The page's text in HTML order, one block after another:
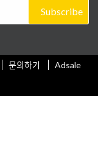
Subscribe
문의하기
Adsale